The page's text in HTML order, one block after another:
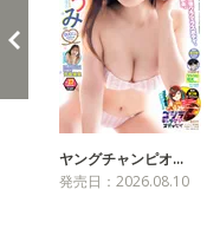
ヤングチャンピオ…
発売日：2026.08.10